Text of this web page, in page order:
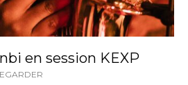
en session KEXP